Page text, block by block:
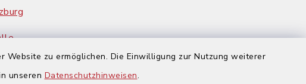
zu ermöglichen. Die Einwilligung zur Nutzung weiterer
unseren Datenschutzhinweisen.